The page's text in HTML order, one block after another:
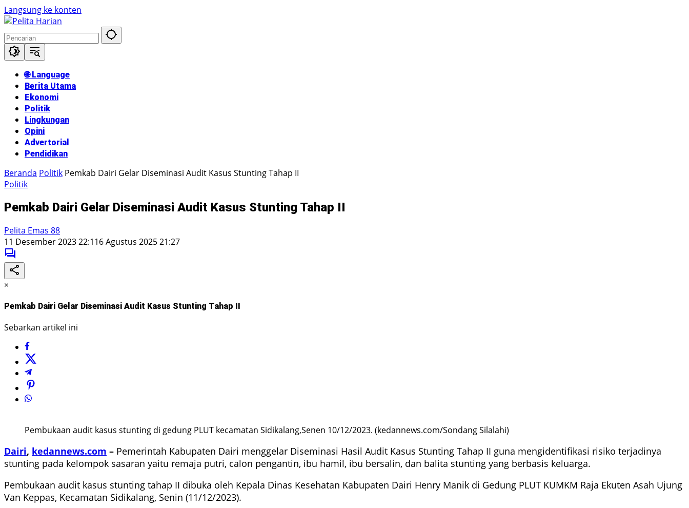
Langsung ke konten
🌐 Language
Berita Utama
Ekonomi
Politik
Lingkungan
Opini
Advertorial
Pendidikan
Beranda Politik Pemkab Dairi Gelar Diseminasi Audit Kasus Stunting Tahap II
Politik
Pemkab Dairi Gelar Diseminasi Audit Kasus Stunting Tahap II
Pelita Emas 88
11 Desember 2023 22:116 Agustus 2025 21:27
×
Pemkab Dairi Gelar Diseminasi Audit Kasus Stunting Tahap II
Sebarkan artikel ini
Pembukaan audit kasus stunting di gedung PLUT kecamatan Sidikalang,Senen 10/12/2023. (kedannews.com/Sondang Silalahi)
Dairi, kedannews.com – Pemerintah Kabupaten Dairi menggelar Diseminasi Hasil Audit Kasus Stunting Tahap II guna mengidentifikasi risiko terjadinya
stunting pada kelompok sasaran yaitu remaja putri, calon pengantin, ibu hamil, ibu bersalin, dan balita stunting yang berbasis keluarga.
Pembukaan audit kasus stunting tahap II dibuka oleh Kepala Dinas Kesehatan Kabupaten Dairi Henry Manik di Gedung PLUT KUMKM Raja Ekuten Asah Ujung
Van Keppas, Kecamatan Sidikalang, Senin (11/12/2023).